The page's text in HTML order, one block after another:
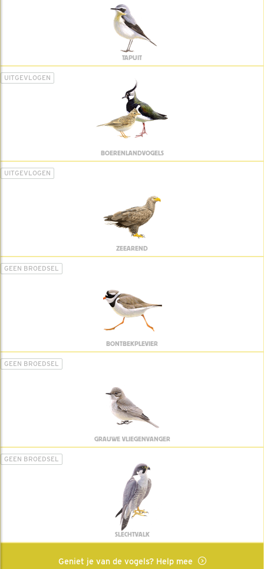
TAPUIT
UITGEVLOGEN
BOERENLANDVOGELS
UITGEVLOGEN
ZEEAREND
GEEN BROEDSEL
BONTBEKPLEVIER
GEEN BROEDSEL
GRAUWE VLIEGENVANGER
GEEN BROEDSEL
SLECHTVALK
Geniet je van de vogels? Help mee